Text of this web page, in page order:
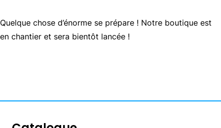
Quelque chose d’énorme se prépare ! Notre boutique est
en chantier et sera bientôt lancée !